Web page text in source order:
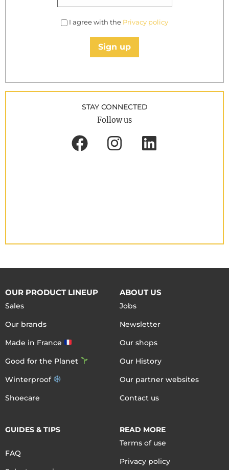
I agree with the Privacy policy
Sign up
STAY CONNECTED
Follow us
OUR PRODUCT LINEUP
Sales
Our brands
Made in France
Good for the Planet
Winterproof
Shoecare
ABOUT US
Jobs
Newsletter
Our shops
Our History
Our partner websites
Contact us
GUIDES & TIPS
FAQ
READ MORE
Terms of use
Privacy policy